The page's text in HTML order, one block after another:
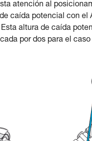
atención al
caída potencial con el
Esta altura de caída
por dos para el